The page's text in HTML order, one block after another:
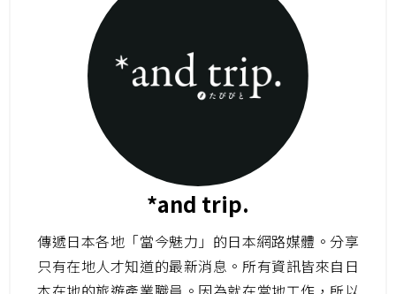
*and trip.
傳遞日本各地「當今魅力」的日本網路媒體。分享
只有在地人才知道的最新消息。所有資訊皆來自日